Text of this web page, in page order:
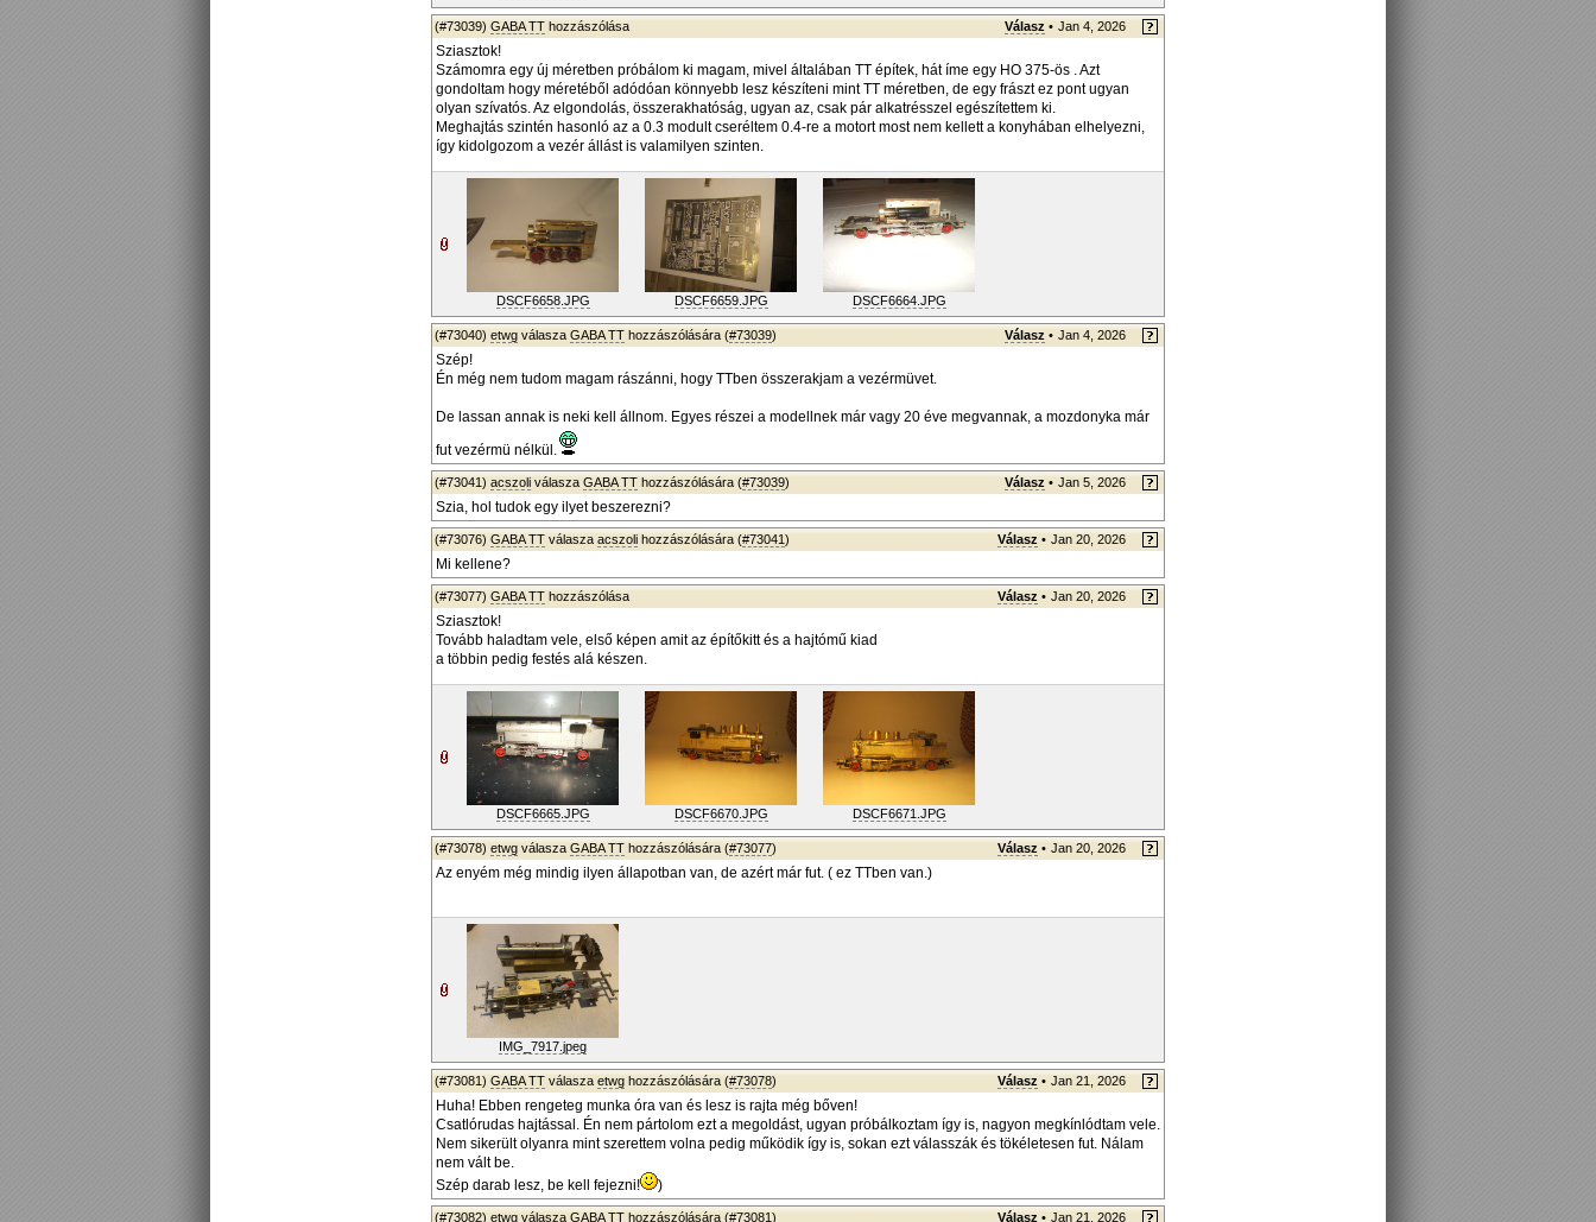
(#73039) GABA TT hozzászólása Válasz • Jan 4, 2026
Sziasztok!
Számomra egy új méretben próbálom ki magam, mivel általában TT építek, hát íme egy HO 375-ös . Azt
gondoltam hogy méretéből adódóan könnyebb lesz készíteni mint TT méretben, de egy frászt ez pont ugyan
olyan szívatós. Az elgondolás, összerakhatóság, ugyan az, csak pár alkatrésszel egészítettem ki.
Meghajtás szintén hasonló az a 0.3 modult cseréltem 0.4-re a motort most nem kellett a konyhában elhelyezni,
így kidolgozom a vezér állást is valamilyen szinten.
DSCF6658.JPG DSCF6659.JPG DSCF6664.JPG
(#73040) etwg válasza GABA TT hozzászólására (#73039) Válasz • Jan 4, 2026
Szép!
Én még nem tudom magam rászánni, hogy TTben összerakjam a vezérmüvet.
De lassan annak is neki kell állnom. Egyes részei a modellnek már vagy 20 éve megvannak, a mozdonyka már
fut vezérmü nélkül.
(#73041) acszoli válasza GABA TT hozzászólására (#73039) Válasz • Jan 5, 2026
Szia, hol tudok egy ilyet beszerezni?
(#73076) GABA TT válasza acszoli hozzászólására (#73041) Válasz • Jan 20, 2026
Mi kellene?
(#73077) GABA TT hozzászólása Válasz • Jan 20, 2026
Sziasztok!
Tovább haladtam vele, első képen amit az építőkitt és a hajtómű kiad
a többin pedig festés alá készen.
DSCF6665.JPG DSCF6670.JPG DSCF6671.JPG
(#73078) etwg válasza GABA TT hozzászólására (#73077) Válasz • Jan 20, 2026
Az enyém még mindig ilyen állapotban van, de azért már fut. ( ez TTben van.)
IMG_7917.jpeg
(#73081) GABA TT válasza etwg hozzászólására (#73078) Válasz • Jan 21, 2026
Huha! Ebben rengeteg munka óra van és lesz is rajta még bőven!
Csatlórudas hajtással. Én nem pártolom ezt a megoldást, ugyan próbálkoztam így is, nagyon megkínlódtam vele.
Nem sikerült olyanra mint szerettem volna pedig működik így is, sokan ezt válasszák és tökéletesen fut. Nálam
nem vált be.
Szép darab lesz, be kell fejezni!
)
(#73082) etwg válasza GABA TT hozzászólására (#73081) Válasz • Jan 21, 2026